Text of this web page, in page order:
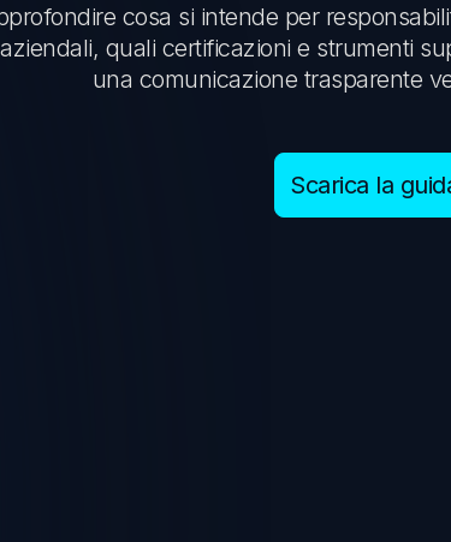
cosa si intende per
quali certificazioni e strumenti
una comunicazione trasparente
Scarica la